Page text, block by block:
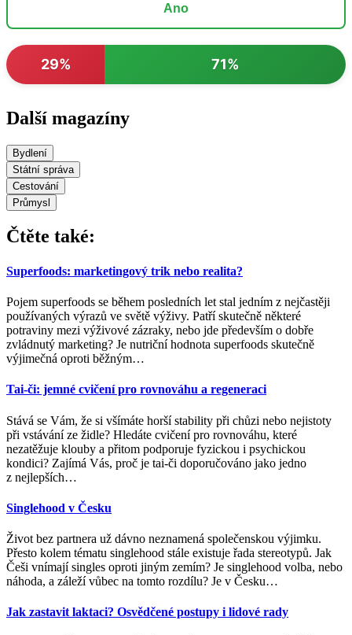
Ano
29% 71%
Další magazíny
Bydlení
Státní správa
Cestování
Průmysl
Čtěte také:
Superfoods: marketingový trik nebo realita?
Pojem superfoods se během posledních let stal jedním z nejčastěji
používaných výrazů ve světě výživy. Patří skutečně některé
potraviny mezi výživové zázraky, nebo jde především o dobře
zvládnutý marketing? Je nutriční hodnota superfoods skutečně
výjimečná oproti běžným…
Tai-či: jemné cvičení pro rovnováhu a regeneraci
Stává se Vám, že si všímáte horší stability při chůzi nebo nejistoty
při vstávání ze židle? Hledáte cvičení pro rovnováhu, které
nezatěžuje klouby a přitom podporuje fyzickou i psychickou
kondici? Zajímá Vás, proč je tai-či doporučováno jako jedno
z nejlepších…
Singlehood v Česku
Život bez partnera už dávno neznamená společenskou výjimku.
Přesto kolem tématu singlehood stále existuje řada stereotypů. Jak
Češi vnímají singles oproti jiným zemím? Je singlehood volba, nebo
náhoda, a záleží vůbec na tomto rozdílu? Je v Česku…
Jak zastavit laktaci? Osvědčené postupy i lidové rady